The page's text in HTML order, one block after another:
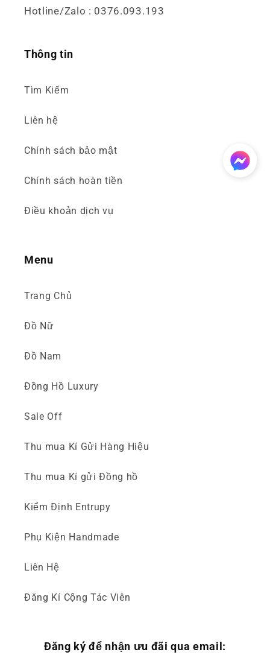
Hotline/Zalo : 0376.093.193
Thông tin
Tìm Kiếm
Liên hệ
Chính sách bảo mật
Chính sách hoàn tiền
Điều khoản dịch vụ
Menu
Trang Chủ
Đồ Nữ
Đồ Nam
Đồng Hồ Luxury
Sale Off
Thu mua Kí Gửi Hàng Hiệu
Thu mua Kí gửi Đồng hồ
Kiểm Định Entrupy
Phụ Kiện Handmade
Liên Hệ
Đăng Kí Cộng Tác Viên
Đăng ký để nhận ưu đãi qua email: